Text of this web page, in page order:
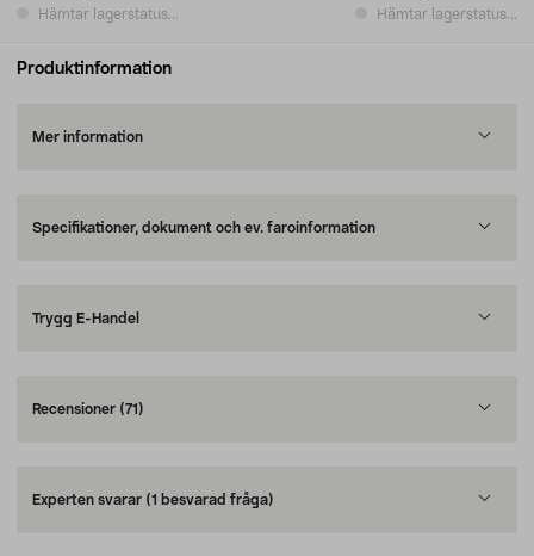
Hämtar lagerstatus... Hämtar lagerstatus...
Produktinformation
Mer information
Specifikationer, dokument och ev. faroinformation
Trygg E-Handel
Recensioner (71)
Experten svarar (1 besvarad fråga)